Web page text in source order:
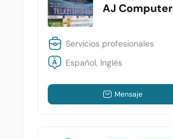
AJ Computer
Servicios profesionales
Español, Inglés
Mensaje